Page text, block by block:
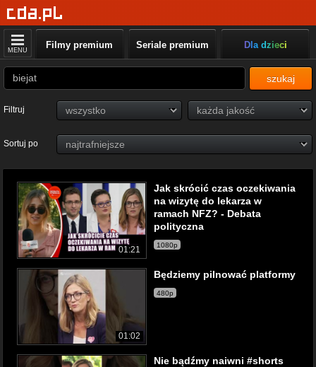
MENU Filmy premium Seriale premium Dla dzieci
szukaj
Filtruj
Sortuj po
01:21
Jak skrócić czas oczekiwania
na wizytę do lekarza w
ramach NFZ? - Debata
polityczna
1080p
01:02
Będziemy pilnować platformy
480p
Nie bądźmy naiwni #shorts